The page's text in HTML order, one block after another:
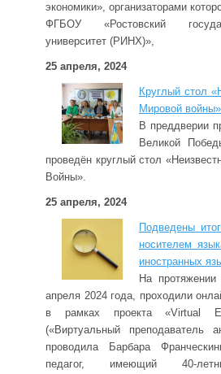
экономики», организаторами
ФГБОУ «Ростовский
университет (РИНХ)»,
25 апреля, 2024
Круглый стол
Мировой войны»
В преддверии
Великой
проведён круглый стол
Войны».
25 апреля, 2024
Подведены
носителем
иностранных
На
апреля 2024 года, проходили
в рамках проекта «Virtual
(«Виртуальный преподаватель
проводила Барбара
педагог, имеющий 40-